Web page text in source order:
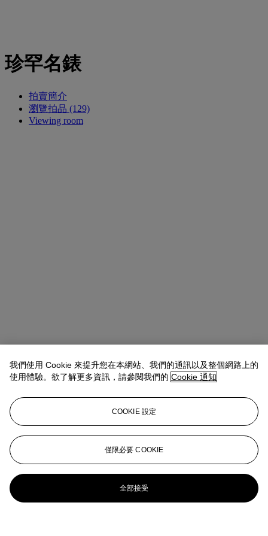
珍罕名錶
拍賣簡介
瀏覽拍品 (129)
Viewing room
我們使用 Cookie 來提升您在本網站、我們的通訊以及整個網路上的
使用體驗。欲了解更多資訊，請參閱我們的 Cookie 通知
COOKIE 設定
僅限必要 COOKIE
全部接受